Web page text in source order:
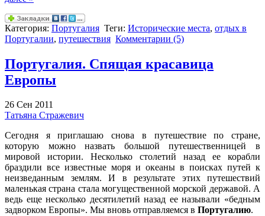
Категория: Португалия Теги: Исторические места, отдых в
Португалии, путешествия Комментарии (5)
Португалия. Спящая красавица
Европы
26 Сен 2011
Татьяна Стражевич
Сегодня я приглашаю снова в путешествие по стране,
которую можно назвать большой путешественницей в
мировой истории. Несколько столетий назад ее корабли
браздили все известные моря и океаны в поисках путей к
неизведанным землям. И в результате этих путешествий
маленькая страна стала могущественной морской державой. А
ведь еще несколько десятилетий назад ее называли «бедным
задворком Европы». Мы вновь отправляемся в Португалию.